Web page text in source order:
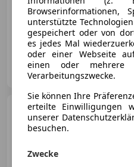
03/1970 63 500 km
Auto Cosma GmbH
AT-4030 Linz
Browserinformationen,
unterstützte
gespeichert oder von
es jedes Mal
oder einer Webseite
einen oder mehrere
Verarbeitungszwecke.
Sie können Ihre
erteilte Einwilligungen
unserer
besuchen.
Zwecke